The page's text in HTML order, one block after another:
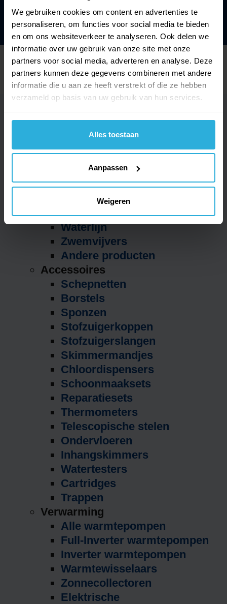
We gebruiken cookies om content en advertenties te
personaliseren, om functies voor social media te bieden
en om ons websiteverkeer te analyseren. Ook delen we
informatie over uw gebruik van onze site met onze
partners voor social media, adverteren en analyse. Deze
partners kunnen deze gegevens combineren met andere
informatie die u aan ze heeft verstrekt of die ze hebben
verzameld op basis van uw gebruik van hun services.
Alles toestaan
Aanpassen
Weigeren
Cookie Policy (EU)
Zwembad
Anti-algen
Alkaliniteit
Vlokkingsmiddel
Antikalk
Zwembadzout
Waterlijn
Zwemvijvers
Andere producten
Accessoires
Schepnetten
Borstels
Sponzen
Stofzuigerkoppen
Stofzuigerslangen
Skimmermandjes
Chloordispensers
Schoonmaaksets
Reparatiesets
Thermometers
Telescopische stelen
Ondervloeren
Inhangskimmers
Watertesters
Cartridges
Trappen
Verwarming
Alle warmtepompen
Full-Inverter warmtepompen
Inverter warmtepompen
Warmtewisselaars
Zonnecollectoren
Elektrische